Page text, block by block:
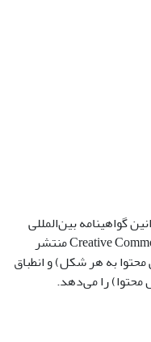
گواهینامه بین‌المللی
Creative Commons Attribution 4.0 International License منتشر
محتوا به هر شکل) و انطباق
محتوا) را می‌دهد.